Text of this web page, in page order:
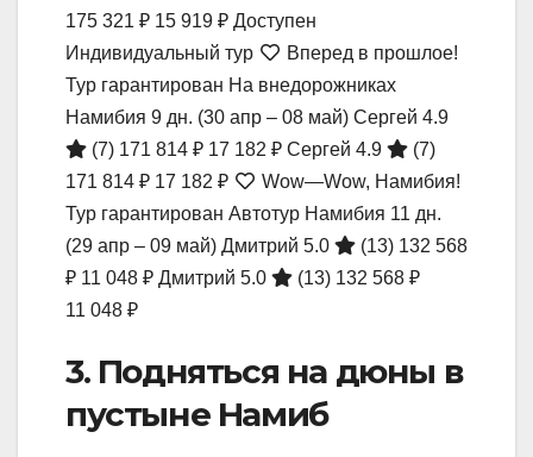
175 321 ₽ 15 919 ₽ Доступен
Индивидуальный тур
Вперед в прошлое!
Тур гарантирован На внедорожниках
Намибия 9 дн. (30 апр – 08 май) Сергей 4.9
(7) 171 814 ₽ 17 182 ₽ Сергей 4.9
(7)
171 814 ₽ 17 182 ₽
Wow—Wow, Намибия!
Тур гарантирован Автотур Намибия 11 дн.
(29 апр – 09 май) Дмитрий 5.0 (13) 132 568
₽ 11 048 ₽ Дмитрий 5.0 (13) 132 568 ₽
11 048 ₽
3. Подняться на дюны в
пустыне Намиб